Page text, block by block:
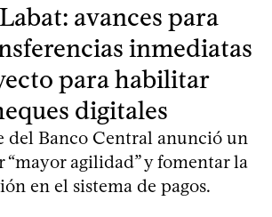
avances para
inmediatas
para habilitar
digitales
del Banco Central anunció un
“mayor agilidad” y fomentar la
en el sistema de pagos.